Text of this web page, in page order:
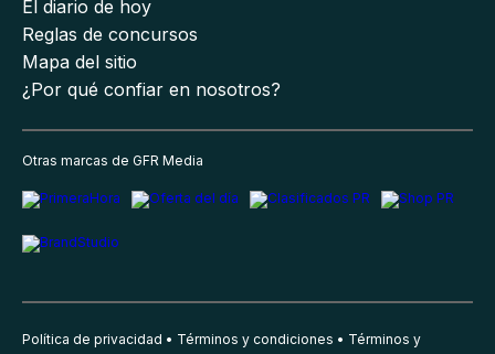
El diario de hoy
Reglas de concursos
Mapa del sitio
¿Por qué confiar en nosotros?
Otras marcas de GFR Media
Política de privacidad Términos y condiciones Términos y